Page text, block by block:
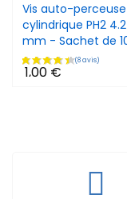
Vis auto-
cylindrique PH2 4.2
mm - Sachet de
1,00 €